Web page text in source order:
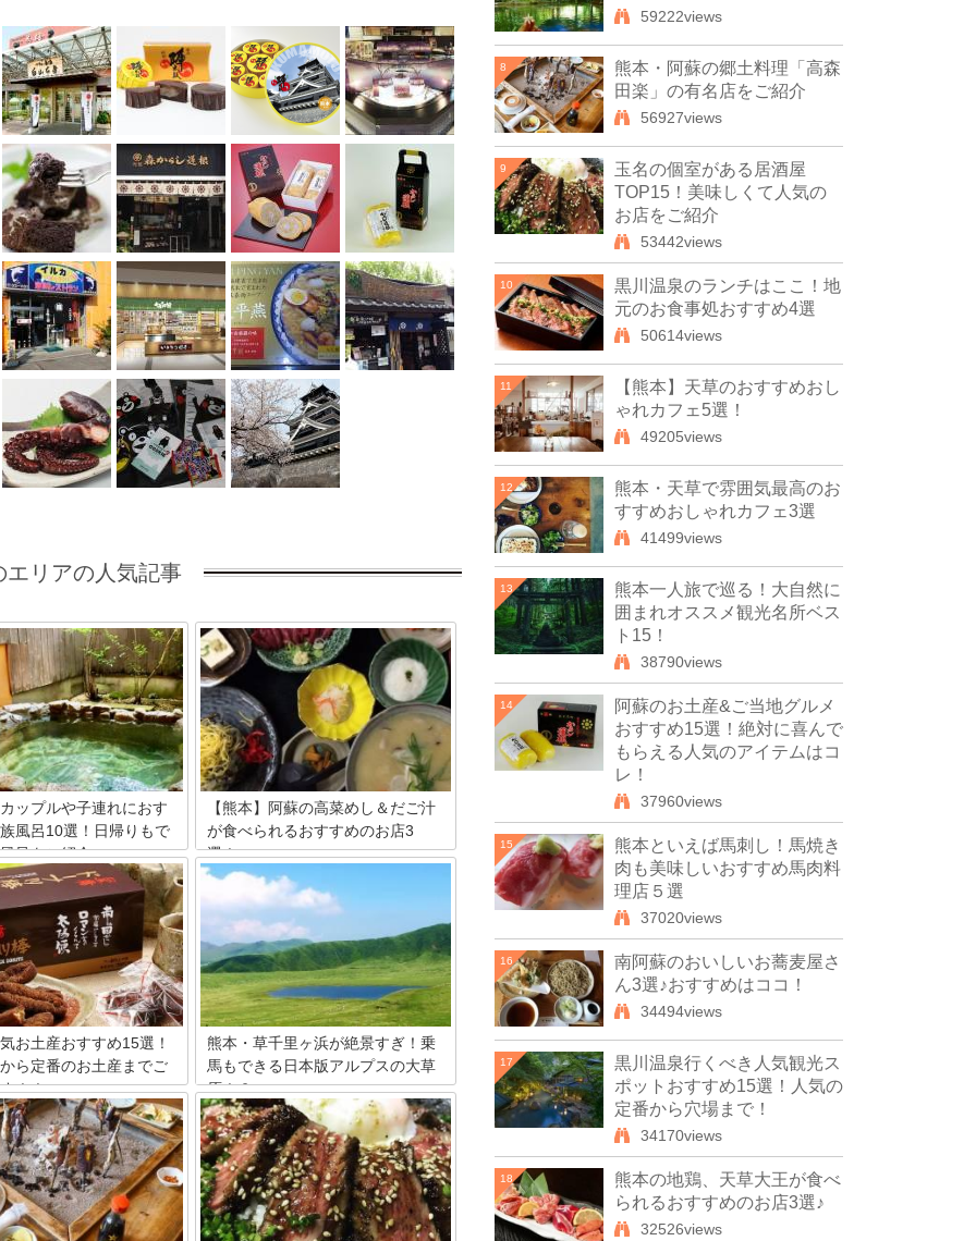
エリアの人気記事
ップルや子連れにおす
風呂10選！日帰りもで
呂をご紹介
部に位置する山鹿にある、カ
連れに最適な家族風呂のあ
屋をご紹介します。お手頃価
呂と内湯の両方が楽しめた
クなお風呂があったり、自然
がらリフレッシュできたり
ある家族風呂を集めました。
【熊本】阿蘇の高菜めし＆だご汁
が食べられるおすすめのお店3
選！
今回は熊本県阿蘇市で高菜めし＆だご汁
を食べられるお店を3店ピックアップし
てまいります！いずれも昔ながらの雰囲
気が漂う素敵なお店です。癒されながら
ランチをいただけますよ♪また、だご汁
と高菜めし以外にも、あか牛や馬刺しな
ども揃う観光目的の方に最適なお店をメ
インにまとめてみました。
お土産おすすめ15選！
ら定番のお土産までご
！！
本城などの名所がたくさんあ
、古くから伝わる郷土料理や
さんあり熊本のお土産も何を
みますよね。熊本を訪れたら
帰りたい人気の熊本のお土産
ご紹介します！
熊本・草千里ヶ浜が絶景すぎ！乗
馬もできる日本版アルプスの大草
原！？
スイスにあるアルプスは年間を通して美
しい風景が拝めることで有名です！そん
なアルプスのような絶景が拝めるスポッ
トがここ日本にもあるって事ご存じでし
たか！？今回はそんな熊本県の草千里ヶ
浜をご紹介しちゃいます！
59222views
8
熊本・阿蘇の郷土料理「高森
田楽」の有名店をご紹介
56927views
9
玉名の個室がある居酒屋
TOP15！美味しくて人気の
お店をご紹介
53442views
10
黒川温泉のランチはここ！地
元のお食事処おすすめ4選
50614views
11
【熊本】天草のおすすめおし
ゃれカフェ5選！
49205views
12
熊本・天草で雰囲気最高のお
すすめおしゃれカフェ3選
41499views
13
熊本一人旅で巡る！大自然に
囲まれオススメ観光名所ベス
ト15！
38790views
14
阿蘇のお土産&ご当地グルメ
おすすめ15選！絶対に喜んで
もらえる人気のアイテムはコ
レ！
37960views
15
熊本といえば馬刺し！馬焼き
肉も美味しいおすすめ馬肉料
理店５選
37020views
16
南阿蘇のおいしいお蕎麦屋さ
ん3選♪おすすめはココ！
34494views
17
黒川温泉行くべき人気観光ス
ポットおすすめ15選！人気の
定番から穴場まで！
34170views
18
熊本の地鶏、天草大王が食べ
られるおすすめのお店3選♪
32526views